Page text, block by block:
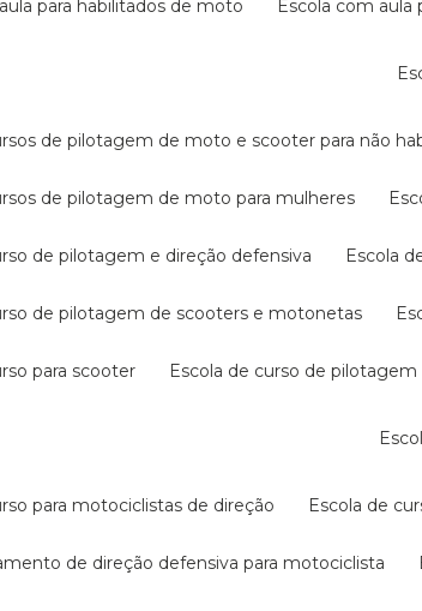
aula para habilitados de moto escola com
de pilotagem de moto e scooter para não
de pilotagem de moto para mulheres
de pilotagem e direção defensiva escola
de pilotagem de scooters e motonetas
para scooter escola de curso de
para motociclistas de direção escola de
de direção defensiva para motociclista